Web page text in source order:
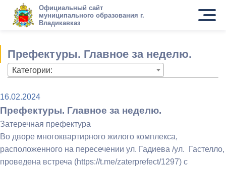
Официальный сайт
муниципального образования г.
Владикавказ
Префектуры. Главное за неделю.
Категории:
16.02.2024
Префектуры. Главное за неделю.
Затеречная префектура
Во дворе многоквартирного жилого комплекса,
расположенного на пересечении ул. Гадиева /ул. Гастелло,
проведена встреча (https://t.me/zaterprefect/1297) с